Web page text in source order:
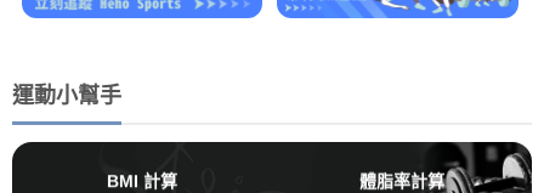
運動小幫手
BMI 計算 體脂率計算